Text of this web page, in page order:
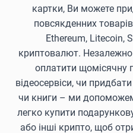
картки, Ви можете
повсякденних
Ethereum, Litecoin,
криптовалют. Незалежно
оплатити щомісячну
відеосервіси, чи
чи книги – ми
легко купити
або інші крипто, щоб